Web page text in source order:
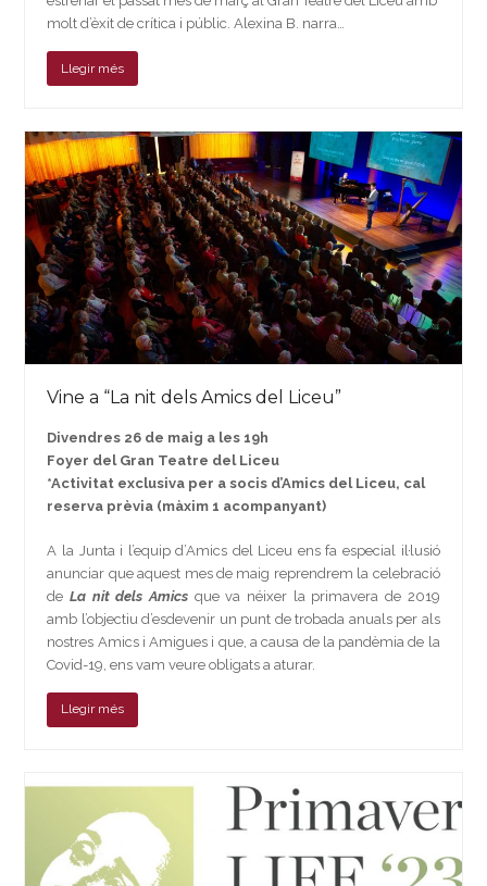
molt d’èxit de crítica i públic. Alexina B. narra…
Llegir més
Vine a “La nit dels Amics del Liceu”
Divendres 26 de maig a les 19h
Foyer del Gran Teatre del Liceu
*Activitat exclusiva per a socis d’Amics del Liceu, cal
reserva prèvia (màxim 1 acompanyant)
A la Junta i l’equip d’Amics del Liceu ens fa especial il·lusió
anunciar que aquest mes de maig reprendrem la celebració
deLa nit dels Amics que va néixer la primavera de 2019
amb l’objectiu d’esdevenir un punt de trobada anuals per als
nostres Amics i Amigues i que, a causa de la pandèmia de la
Covid-19, ens vam veure obligats a aturar.
Llegir més